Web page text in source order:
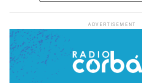
ADVERTISEMENT